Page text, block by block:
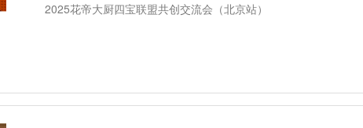
2025花帝大厨四宝联盟共创交流会（北京站）